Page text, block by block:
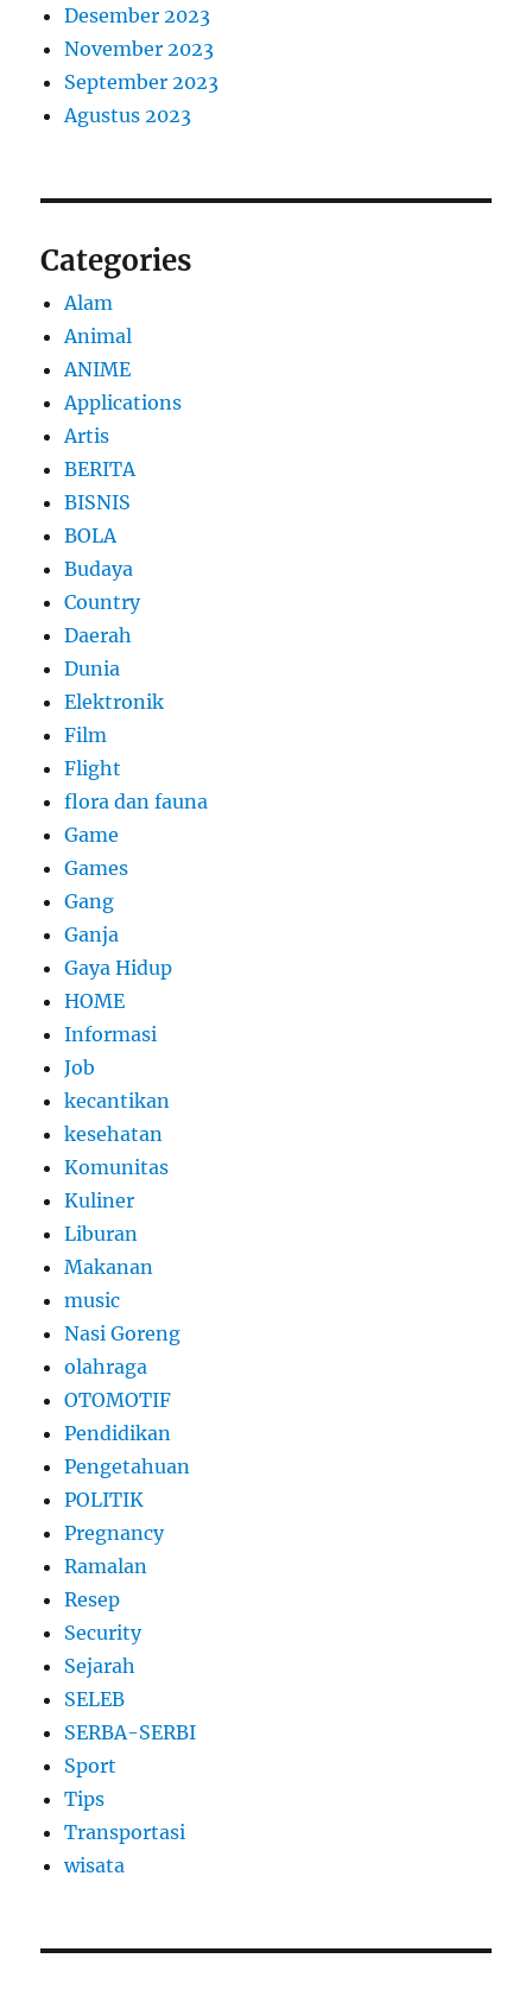
Desember 2023
November 2023
September 2023
Agustus 2023
Categories
Alam
Animal
ANIME
Applications
Artis
BERITA
BISNIS
BOLA
Budaya
Country
Daerah
Dunia
Elektronik
Film
Flight
flora dan fauna
Game
Games
Gang
Ganja
Gaya Hidup
HOME
Informasi
Job
kecantikan
kesehatan
Komunitas
Kuliner
Liburan
Makanan
music
Nasi Goreng
olahraga
OTOMOTIF
Pendidikan
Pengetahuan
POLITIK
Pregnancy
Ramalan
Resep
Security
Sejarah
SELEB
SERBA-SERBI
Sport
Tips
Transportasi
wisata